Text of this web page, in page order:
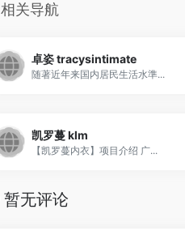
相关导航
卓姿 tracysintimate
随著近年来国内居民生活水準...
凯罗蔓 klm
【凯罗蔓内衣】项目介绍 广...
暂无评论